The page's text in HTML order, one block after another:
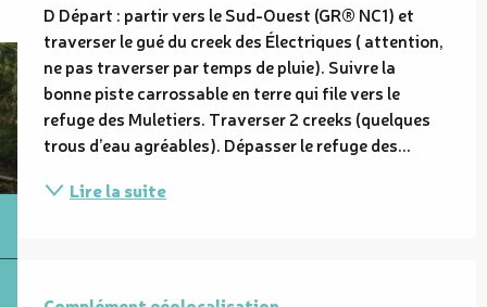
D Départ : partir vers le Sud-Ouest (GR® NC1) et
traverser le gué du creek des Électriques ( attention,
ne pas traverser par temps de pluie). Suivre la
bonne piste carrossable en terre qui file vers le
refuge des Muletiers. Traverser 2 creeks (quelques
trous d’eau agréables). Dépasser le refuge des...
Lire la suite